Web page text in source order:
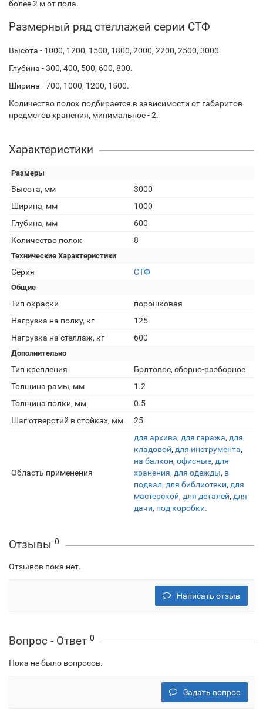
более 2 м от пола.
Размерный ряд стеллажей серии СТФ
Высота - 1000, 1200, 1500, 1800, 2000, 2200, 2500, 3000.
Глубина - 300, 400, 500, 600, 800.
Ширина - 700, 1000, 1200, 1500.
Количество полок подбирается в зависимости от габаритов
предметов хранения, минимальное - 2.
Характеристики
Размеры
Высота, мм
3000
Ширина, мм
1000
Глубина, мм
600
Количество полок
8
Технические Характеристики
Серия СТФ
Общие
Тип окраски
порошковая
Нагрузка на полку, кг
125
Нагрузка на стеллаж, кг
600
Дополнительно
Тип крепления
Болтовое, сборно-разборное
Толщина рамы, мм
1.2
Толщина полки, мм
0.5
Шаг отверстий в стойках, мм
25
Область применения
для архива, для гаража, для
кладовой, для инструмента,
на балкон, офисные, для
хранения, для одежды, в
подвал, для библиотеки, для
мастерской, для деталей, для
дачи, под коробки.
Отзывы 0
Отзывов пока нет.
Написать отзыв
Вопрос - Ответ 0
Пока не было вопросов.
Задать вопрос